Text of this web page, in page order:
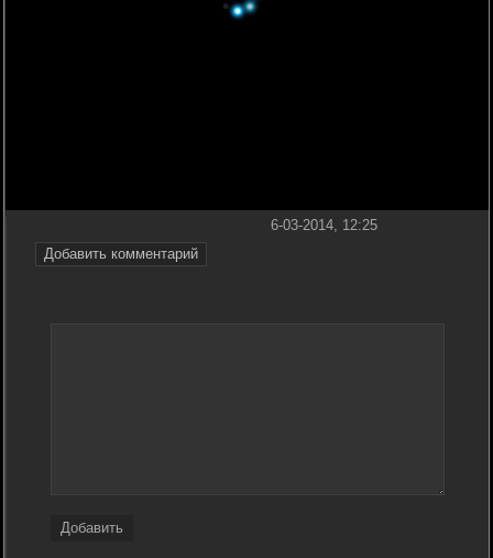
Добавить комментарий
6-03-2014, 12:25
Добавить